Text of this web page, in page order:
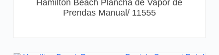
Hamilton Beach Plancha de Vapor de
Prendas Manual/ 11555